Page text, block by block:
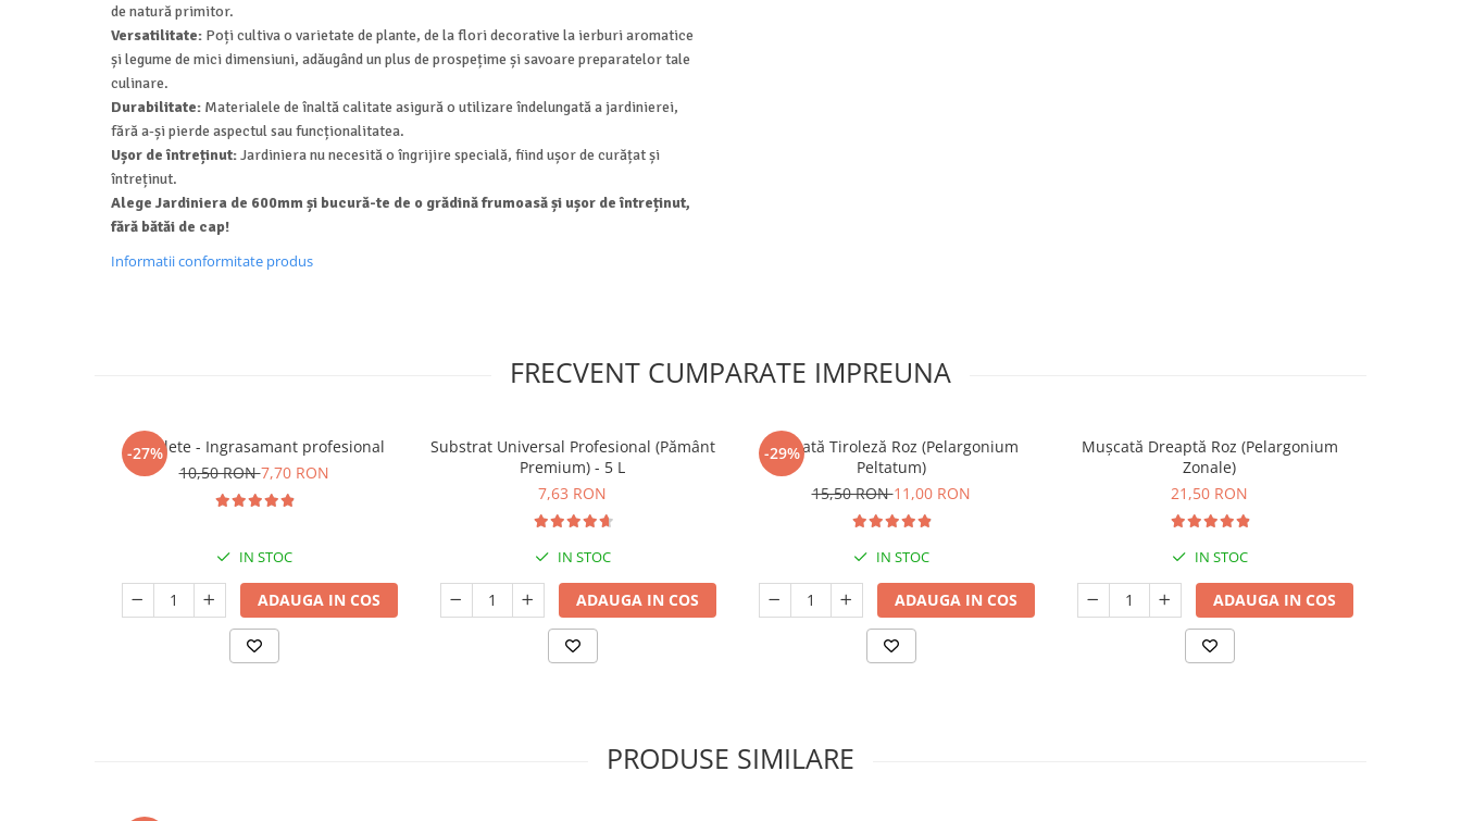
de natură primitor.
Versatilitate: Poți cultiva o varietate de plante, de la flori decorative la ierburi aromatice
și legume de mici dimensiuni, adăugând un plus de prospețime și savoare preparatelor tale
culinare.
Durabilitate: Materialele de înaltă calitate asigură o utilizare îndelungată a jardinierei,
fără a-și pierde aspectul sau funcționalitatea.
Ușor de întreținut:Jardiniera nu necesită o îngrijire specială, fiind ușor de curățat și
întreținut.
Alege Jardiniera de 600mm și bucură-te de o grădină frumoasă și ușor de întreținut,
fără bătăi de cap!
Informatii conformitate produs
FRECVENT CUMPARATE IMPREUNA
-27%
5 Tablete - Ingrasamant profesional
10,50 RON7,70 RON
IN STOC
ADAUGA IN COS
Substrat Universal Profesional (Pământ
Premium) - 5 L
7,63 RON
IN STOC
ADAUGA IN COS
-29%
Mușcată Tiroleză Roz (Pelargonium
Peltatum)
15,50 RON11,00 RON
IN STOC
ADAUGA IN COS
Mușcată Dreaptă Roz (Pelargonium
Zonale)
21,50 RON
IN STOC
ADAUGA IN COS
PRODUSE SIMILARE